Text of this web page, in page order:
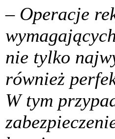
– Operacje
nie tylko
również
W tym